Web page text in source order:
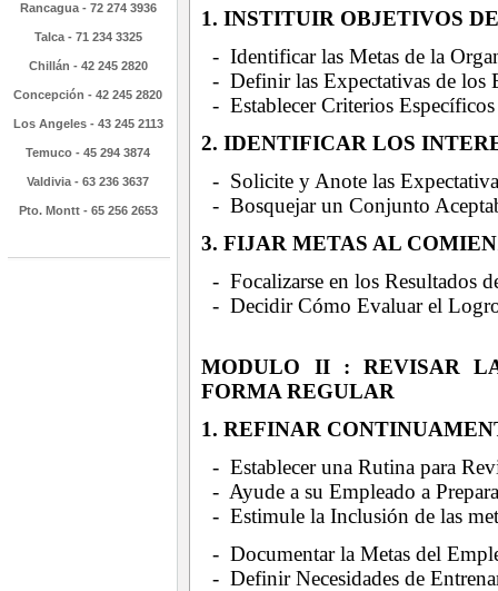
Rancagua - 72 274 3936
Talca - 71 234 3325
Chillán - 42 245 2820
Concepción - 42 245 2820
Los Angeles - 43 245 2113
Temuco - 45 294 3874
Valdivia - 63 236 3637
Pto. Montt - 65 256 2653
1. INSTITUIR OBJETIVOS
- Identificar las Metas de la
- Definir las Expectativas de los
- Establecer Criterios
2. IDENTIFICAR LOS
- Solicite y Anote las
- Bosquejar un Conjunto
3. FIJAR METAS AL
- Focalizarse en los Resultados
- Decidir Cómo Evaluar el
MODULO II : REVISAR
FORMA REGULAR
1. REFINAR
- Establecer una Rutina para
- Ayude a su Empleado a
- Estimule la Inclusión de las
- Documentar la Metas del
- Definir Necesidades de